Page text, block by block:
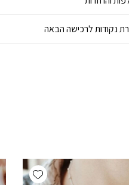
נקודות לרכישה הבאה
wishlist